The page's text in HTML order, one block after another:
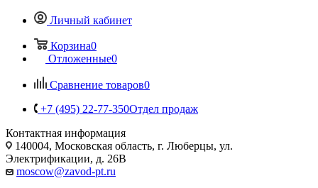
Личный кабинет
Корзина0
Отложенные0
Сравнение товаров0
+7 (495) 22-77-350Отдел продаж
Контактная информация
140004, Московская область, г. Люберцы, ул.
Электрификации, д. 26В
moscow@zavod-pt.ru